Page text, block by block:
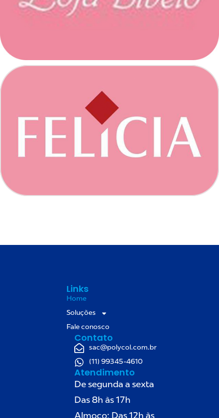
Links
Home
Soluções
Fale conosco
Contato
sac@polycol.com.br
(11) 99345-4610
Atendimento
De segunda a sexta
Das 8h às 17h